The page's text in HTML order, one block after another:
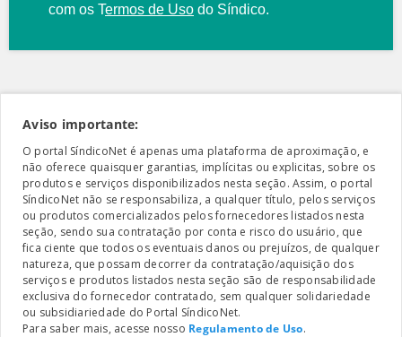
com os Termos de Uso do Síndico.
Aviso importante:
O portal SíndicoNet é apenas uma plataforma de aproximação, e
não oferece quaisquer garantias, implícitas ou explicitas, sobre os
produtos e serviços disponibilizados nesta seção. Assim, o portal
SíndicoNet não se responsabiliza, a qualquer título, pelos serviços
ou produtos comercializados pelos fornecedores listados nesta
seção, sendo sua contratação por conta e risco do usuário, que
fica ciente que todos os eventuais danos ou prejuízos, de qualquer
natureza, que possam decorrer da contratação/aquisição dos
serviços e produtos listados nesta seção são de responsabilidade
exclusiva do fornecedor contratado, sem qualquer solidariedade
ou subsidiariedade do Portal SíndicoNet.
Para saber mais, acesse nosso Regulamento de Uso.